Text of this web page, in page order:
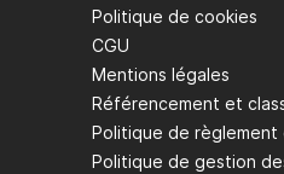
Politique de cookies
CGU
Mentions légales
Référencement et
Politique de règlement
Politique de gestion